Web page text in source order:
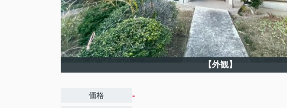
【外観】
価格 -